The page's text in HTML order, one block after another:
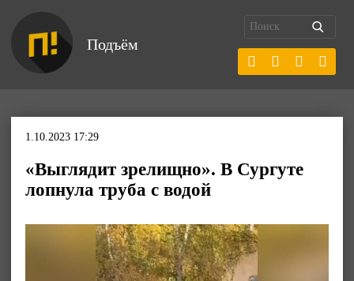
Подъём
1.10.2023 17:29
«Выглядит зрелищно». В Сургуте
лопнула труба с водой